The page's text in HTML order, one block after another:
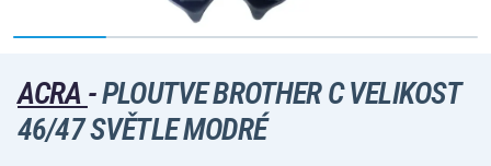
ACRA -PLOUTVE BROTHER C VELIKOST
46/47 SVĚTLE MODRÉ